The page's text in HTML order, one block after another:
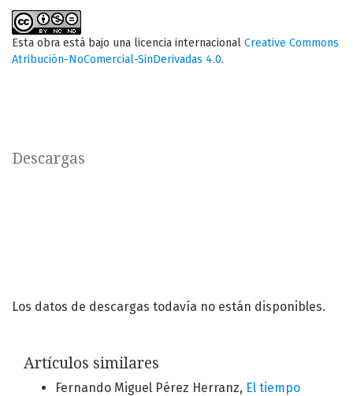
Esta obra está bajo una licencia internacional Creative Commons
Atribución-NoComercial-SinDerivadas 4.0.
Descargas
Los datos de descargas todavía no están disponibles.
Artículos similares
Fernando Miguel Pérez Herranz, El tiempo